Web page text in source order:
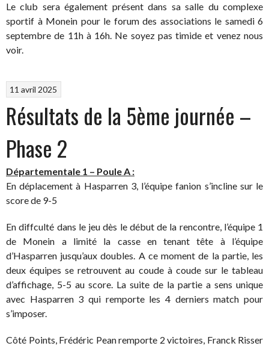
Le club sera également présent dans sa salle du complexe
sportif à Monein pour le forum des associations le samedi 6
septembre de 11h à 16h. Ne soyez pas timide et venez nous
voir.
11 avril 2025
Résultats de la 5ème journée –
Phase 2
Départementale 1 – Poule A :
En déplacement à Hasparren 3, l’équipe fanion s’incline sur le
score de 9-5
En diffculté dans le jeu dès le début de la rencontre, l’équipe 1
de Monein a limité la casse en tenant tête à l’équipe
d’Hasparren jusqu’aux doubles. A ce moment de la partie, les
deux équipes se retrouvent au coude à coude sur le tableau
d’affichage, 5-5 au score. La suite de la partie a sens unique
avec Hasparren 3 qui remporte les 4 derniers match pour
s’imposer.
Côté Points, Frédéric Pean remporte 2 victoires, Franck Risser